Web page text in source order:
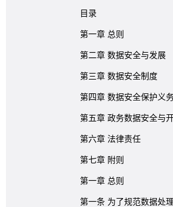
目录
第一章 总则
第二章 数据安全与发展
第三章 数据安全制度
第四章 数据安全保护义
第五章 政务数据安全与
第六章 法律责任
第七章 附则
第一章 总则
第一条 为了规范数据处